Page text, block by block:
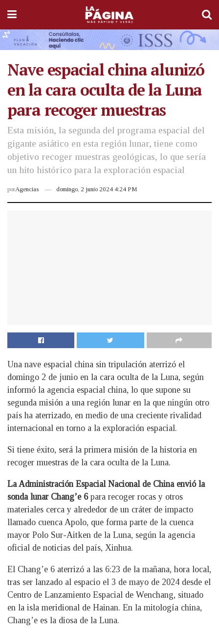
Nave espacial china alunizó
en la cara oculta de la Luna
para recoger muestras
Esta misión, la segunda del programa espacial del
gigante asiático en esta región lunar, tiene como
objetivo recoger muestras geológicas, lo que sería
un hito histórico para la exploración espacial
porAgencias domingo, 2 junio 2024 4:24 PM
Una nave espacial china sin tripulación aterrizó el
domingo 2 de junio en la cara oculta de la Luna, según
informó la agencia espacial china, lo que supone su
segunda misión a una región lunar en la que ningún otro
país ha aterrizado, en medio de una creciente rivalidad
internacional en torno a la exploración espacial.
Si tiene éxito, será la primera misión de la historia en
recoger muestras de la cara oculta de la Luna.
La Administración Espacial Nacional de China envió la
sonda lunar Chang’e 6 para recoger rocas y otros
materiales cerca y alrededor de un cráter de impacto
llamado cuenca Apolo, que forma parte de la cuenca
mayor Polo Sur-Aitken de la Luna, según la agencia
oficial de noticias del país, Xinhua.
El Chang’e 6 aterrizó a las 6:23 de la mañana, hora local,
tras ser lanzado al espacio el 3 de mayo de 2024 desde el
Centro de Lanzamiento Espacial de Wenchang, situado
en la isla meridional de Hainan. En la mitología china,
Chang’e es la diosa de la Luna.